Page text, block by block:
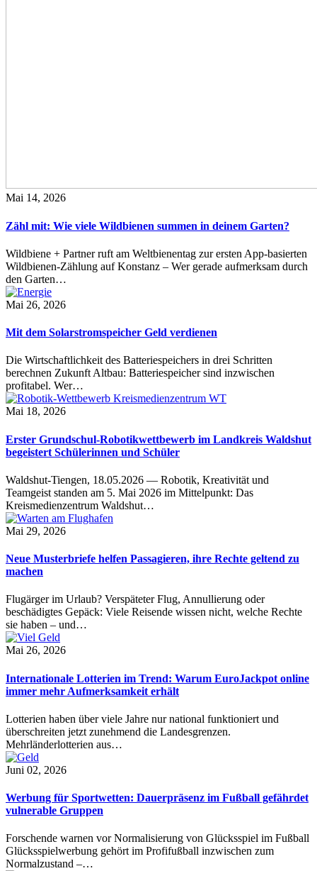
Mai 14, 2026
Zähl mit: Wie viele Wildbienen summen in deinem Garten?
Wildbiene + Partner ruft am Weltbienentag zur ersten App-basierten
Wildbienen-Zählung auf Konstanz – Wer gerade aufmerksam durch
den Garten…
Mai 26, 2026
Mit dem Solarstromspeicher Geld verdienen
Die Wirtschaftlichkeit des Batteriespeichers in drei Schritten
berechnen Zukunft Altbau: Batteriespeicher sind inzwischen
profitabel. Wer…
Mai 18, 2026
Erster Grundschul-Robotikwettbewerb im Landkreis Waldshut
begeistert Schülerinnen und Schüler
Waldshut-Tiengen, 18.05.2026 — Robotik, Kreativität und
Teamgeist standen am 5. Mai 2026 im Mittelpunkt: Das
Kreismedienzentrum Waldshut…
Mai 29, 2026
Neue Musterbriefe helfen Passagieren, ihre Rechte geltend zu
machen
Flugärger im Urlaub? Verspäteter Flug, Annullierung oder
beschädigtes Gepäck: Viele Reisende wissen nicht, welche Rechte
sie haben – und…
Mai 26, 2026
Internationale Lotterien im Trend: Warum EuroJackpot online
immer mehr Aufmerksamkeit erhält
Lotterien haben über viele Jahre nur national funktioniert und
überschreiten jetzt zunehmend die Landesgrenzen.
Mehrländerlotterien aus…
Juni 02, 2026
Werbung für Sportwetten: Dauerpräsenz im Fußball gefährdet
vulnerable Gruppen
Forschende warnen vor Normalisierung von Glücksspiel im Fußball
Glücksspielwerbung gehört im Profifußball inzwischen zum
Normalzustand –…